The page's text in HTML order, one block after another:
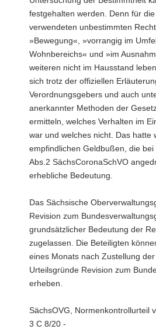
festgehalten werden. Denn für
verwendeten unbestimmten
»Bewegung«, »vorrangig im
Wohnbereichs« und »im
weiteren nicht im Hausstand
sich trotz der offiziellen
Verordnungsgebers und auch
anerkannter Methoden der
ermitteln, welches Verhalten im
war und welches nicht. Das hatte
empfindlichen Geldbußen, die
Abs.2 SächsCoronaSchVO
erhebliche Bedeutung.
Das Sächsische
Revision zum
grundsätzlicher Bedeutung der
zugelassen. Die Beteiligten
eines Monats nach Zustellung
Urteilsgründe Revision zum
erheben.
SächsOVG, Normenkontrollurteil
3 C 8/20 -